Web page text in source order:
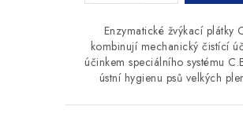
Enzymatické žvýkací plátky
kombinují mechanický čistící
účinkem speciálního systému
ústní hygienu psů velkých